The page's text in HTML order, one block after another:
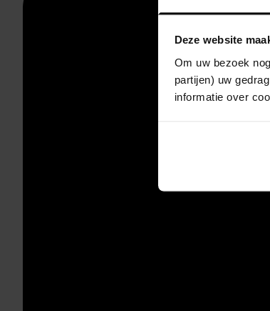
Deze website
Om uw bezoek
partijen) uw
informatie over